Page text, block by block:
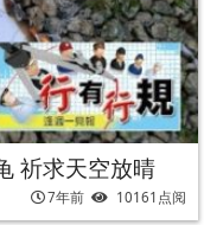
祈求天空放晴
7年前 10161点阅